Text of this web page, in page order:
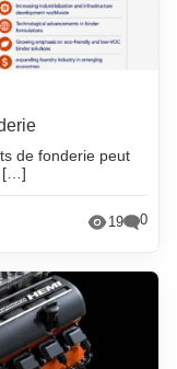
de fonderie peut
[…]
19 0